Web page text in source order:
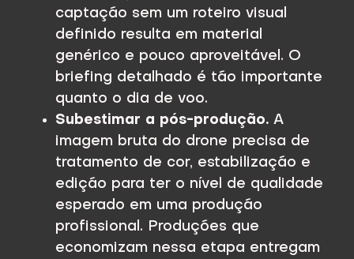
captação sem um roteiro visual
definido resulta em material
genérico e pouco aproveitável. O
briefing detalhado é tão importante
quanto o dia de voo.
Subestimar a pós-produção. A
imagem bruta do drone precisa de
tratamento de cor, estabilização e
edição para ter o nível de qualidade
esperado em uma produção
profissional. Produções que
economizam nessa etapa entregam